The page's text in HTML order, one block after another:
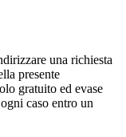
una richiesta
presente
gratuito ed evase
caso entro un